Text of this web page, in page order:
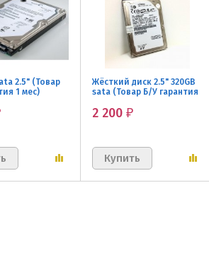
2.5" (Товар
1 мес)
Жёсткий диск 2.5" 320GB
sata (Товар Б/У гарантия
2 200₽